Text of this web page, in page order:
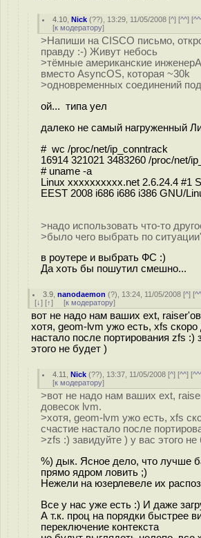
4.10 ,Nick (??), 13:29, 11/05/2008 [^] [^^] [
[к модератору]
>Напиши на CISCO письмо,
правду :-) Живут небось
>тёмные американские
вместо AsyncOS, которая ~30k
>одновременных соединений
ой... типа уел
далеко не самый нагруженный
# wc /proc/net/ip_conntrack
16914 321021 3483260 /proc/net/
# uname -a
Linux xxxxxxxxxx.net 2.6.24.4 #1
EEST 2008 i686 i686 i386 GNU/
>надо использовать что-то
>было чего выбрать по
в роутере и выбрать ФС :)
Да хоть бы пошутил смешно...
3.9 ,nanodaemon (?), 13:24, 11/05/2008 [^] [
[↓] [↑] [к модератору]
вот не надо нам ваших ext,
хотя, geom-lvm ужо есть, xfs скоро
настало после портирования zfs :)
этого не будет )
4.11 ,Nick (??), 13:37, 11/05/2008 [^] [^^] [
[к модератору]
>вот не надо нам ваших ext,
довесок lvm.
>хотя, geom-lvm ужо есть, xfs
счастие настало после
>zfs :) завидуйте ) у вас этого не
%) дык. Ясное дело, что лучше
прямо ядром ловить ;)
Нежели на юзерлевеле их
Все у нас уже есть :) И даже
А т.к. проц на порядки быстрее
переключение контекста